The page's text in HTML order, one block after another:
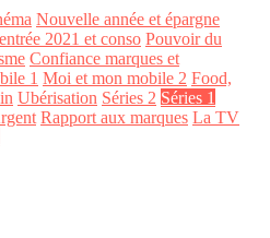
Nouvelle année et épargne
2021 et conso Pouvoir du
Confiance marques et
1 Moi et mon mobile 2 Food,
Ubérisation Séries 2 Séries 1
Rapport aux marques La TV